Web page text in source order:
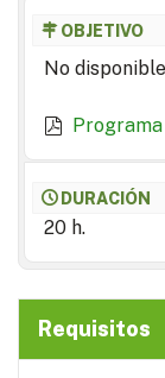
OBJETIVO
No disponible
DURACIÓN
20 h.
Requisitos